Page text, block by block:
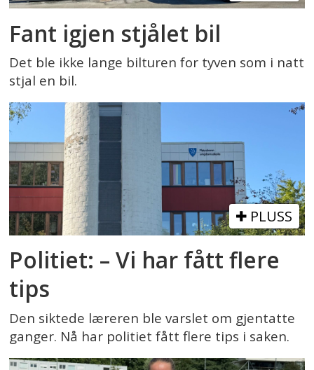
Fant igjen stjålet bil
Det ble ikke lange bilturen for tyven som i natt
stjal en bil.
PLUSS
Politiet: – Vi har fått flere
tips
Den siktede læreren ble varslet om gjentatte
ganger. Nå har politiet fått flere tips i saken.